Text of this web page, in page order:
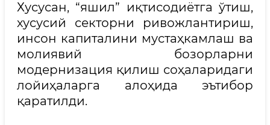
Хусусан, “яшил” иқтисодиётга ўтиш,
хусусий секторни ривожлантириш,
инсон капиталини мустаҳкамлаш ва
молиявий бозорларни
модернизация қилиш соҳаларидаги
лойиҳаларга алоҳида эътибор
қаратилди.